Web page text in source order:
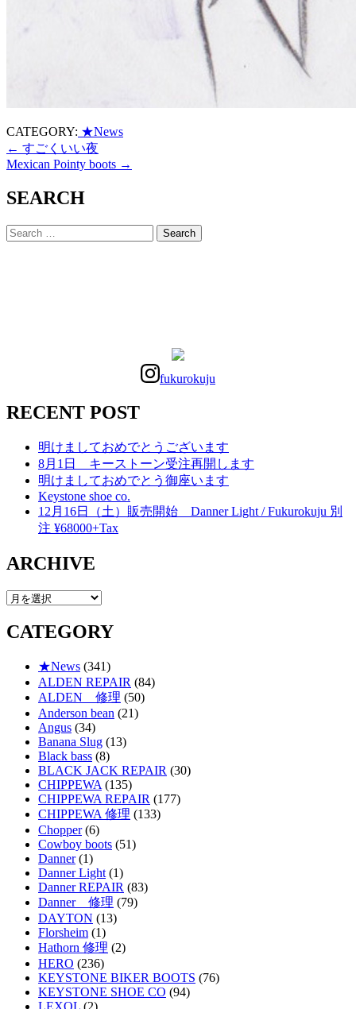
CATEGORY: ★News
← すごくいい夜
Mexican Pointy boots →
SEARCH
fukurokuju
RECENT POST
明けましておめでとうございます
8月1日 キーストーン受注再開します
明けましておめでとう御座います
Keystone shoe co.
12月16日（土）販売開始 Danner Light / Fukurokuju 別
注 ¥68000+Tax
ARCHIVE
ARCHIVE
CATEGORY
★News (341)
ALDEN REPAIR (84)
ALDEN 修理 (50)
Anderson bean (21)
Angus (34)
Banana Slug (13)
Black bass (8)
BLACK JACK REPAIR (30)
CHIPPEWA (135)
CHIPPEWA REPAIR (177)
CHIPPEWA 修理 (133)
Chopper(6)
Cowboy boots (51)
Danner(1)
Danner Light (1)
Danner REPAIR (83)
Danner 修理 (79)
DAYTON (13)
Florsheim (1)
Hathorn 修理 (2)
HERO (236)
KEYSTONE BIKER BOOTS (76)
KEYSTONE SHOE CO (94)
LEXOL (2)